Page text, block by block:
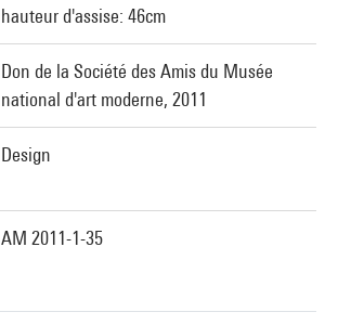
hauteur d'assise: 46cm
Don de la Société des Amis du Musée
national d'art moderne, 2011
Design
AM 2011-1-35